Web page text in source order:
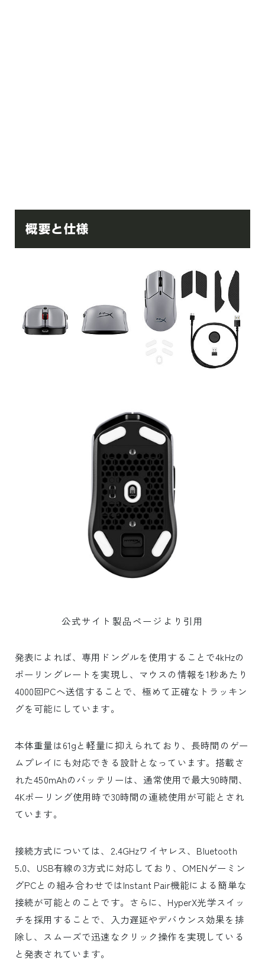
概要と仕様
公式サイト製品ページより引用
発表によれば、専用ドングルを使用することで4kHzの
ポーリングレートを実現し、マウスの情報を1秒あたり
4000回PCへ送信することで、極めて正確なトラッキン
グを可能にしています。
本体重量は61gと軽量に抑えられており、長時間のゲー
ムプレイにも対応できる設計となっています。搭載さ
れた450mAhのバッテリーは、通常使用で最大90時間、
4Kポーリング使用時で30時間の連続使用が可能とされ
ています。
接続方式については、2.4GHzワイヤレス、Bluetooth
5.0、USB有線の3方式に対応しており、OMENゲーミン
グPCとの組み合わせではInstant Pair機能による簡単な
接続が可能とのことです。さらに、HyperX光学スイッ
チを採用することで、入力遅延やデバウンス効果を排
除し、スムーズで迅速なクリック操作を実現している
と発表されています。